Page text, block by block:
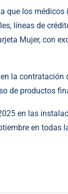
que los médicos
líneas de
Mujer, con
la contratación
de productos
en las
en todas